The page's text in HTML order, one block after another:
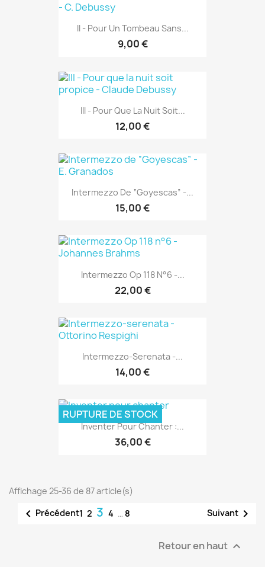
II - Pour Un Tombeau Sans...
9,00 €
III - Pour Que La Nuit Soit...
12,00 €
Intermezzo De “Goyescas” -...
15,00 €
Intermezzo Op 118 N°6 -...
22,00 €
Intermezzo-Serenata -...
14,00 €
Inventer Pour Chanter :...
36,00 €
RUPTURE DE STOCK
Affichage 25-36 de 87 article(s)
 Précédent1 2 3 4 … 8 Suivant 
Retour en haut 